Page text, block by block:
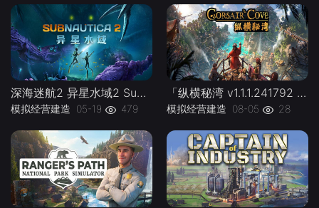
深海迷航2 异星水域2 Subnautica 2 v0.10.0-112084-下载-游戏本体-绿色免安装-解压即玩~
模拟经营建造 05-19 479
「纵横秘湾 v1.1.1.241792 CorsairCove」|中文|容量27.55G -下载-游戏本体-绿色免安装-解压即玩~
模拟经营建造 08-05 28